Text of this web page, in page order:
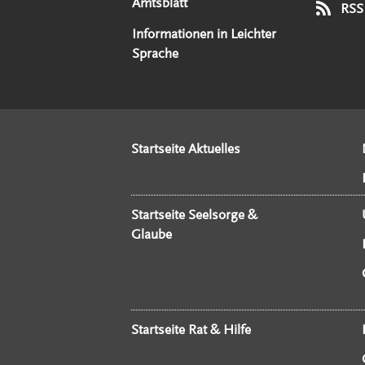
Informationen in Leichter
Sprache
Startseite Aktuelles
Startseite Seelsorge &
Glaube
Startseite Rat & Hilfe